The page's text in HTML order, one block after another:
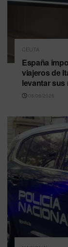
CEUTA
España
viajeros de
levantar
08/08/2026